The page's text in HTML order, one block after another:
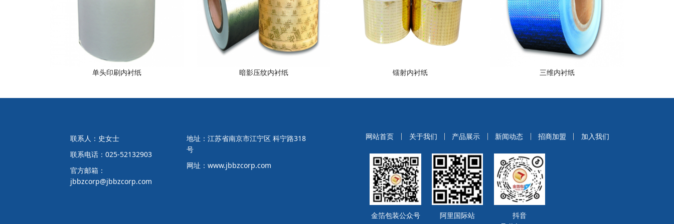
单头印刷内衬纸 暗影压纹内衬纸 镭射内衬纸 三维内衬纸
联系人：史女士
联系电话：025-52132903
官方邮箱：
jbbzcorp@jbbzcorp.com
地址：江苏省南京市江宁区 科宁路318
号
网址：www.jbbzcorp.com
网站首页 关于我们 产品展示 新闻动态 招商加盟 加入我们
金箔包装公众号 阿里国际站
抖音